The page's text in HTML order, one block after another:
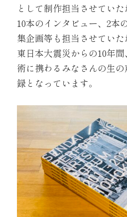
として制作担当させていた
10本のインタビュー、2本
集企画等も担当させていた
東日本大震災からの10年
術に携わるみなさんの生
録となっています。